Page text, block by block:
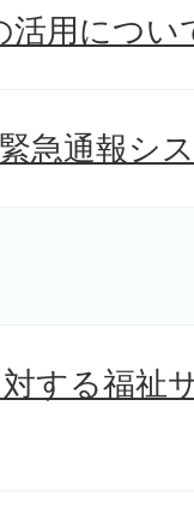
活用につい
急通報シ
する福祉